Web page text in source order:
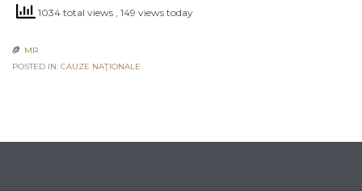
1034 total views , 149 views today
 MR
POSTED IN: CAUZE NAŢIONALE